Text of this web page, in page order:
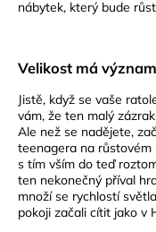
nábytek, který bude
Velikost má význam
Jistě, když se vaše
vám, že ten malý
Ale než se nadějete,
teenagera na růstovém
s tím vším do teď
ten nekonečný příval
množí se rychlostí
pokoji začali cítit jako v